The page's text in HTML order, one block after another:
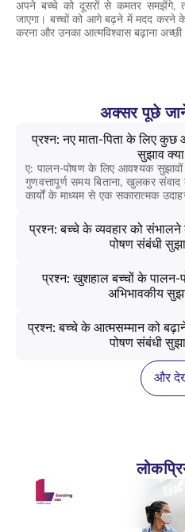
अपने बच्चे को दूसरों से कमतर समझेंगे,
जाएगा। बच्चों को आगे बढ़ने में मदद करने के
करना और उनका आत्मविश्वास बढ़ाना
अक्सर पूछे
प्रश्न: नए माता-पिता के लिए
सुझाव
ए: पालन-पोषण के लिए आवश्यक
गुणवत्तापूर्ण समय बिताना, खुलकर
कार्यों के माध्यम से एक सकारात्मक
प्रश्न: बच्चे के व्यवहार को
पोषण संबंधी
प्रश्न: खुशहाल बच्चों के पालन-
अभिभावकीय
प्रश्न: बच्चे के आत्मसम्मान को
पोषण संबंधी
और